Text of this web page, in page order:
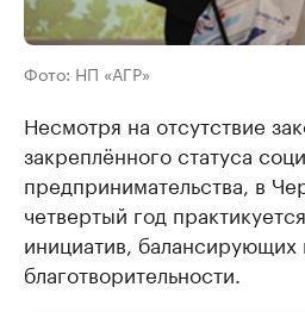
Фото: НП «АГР»
Несмотря на отсутствие
закреплённого статуса
предпринимательства, в
четвертый год
инициатив, балансирующих
благотворительности.